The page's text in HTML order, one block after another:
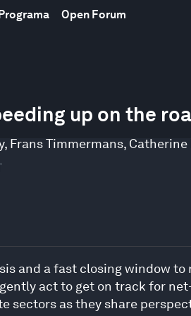
Open Forum
up on the
, Frans Timmermans, Catherine
and a fast closing window
act to get on track for
sectors as they share